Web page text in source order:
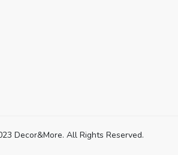
Decor&More. All Rights Reserved.